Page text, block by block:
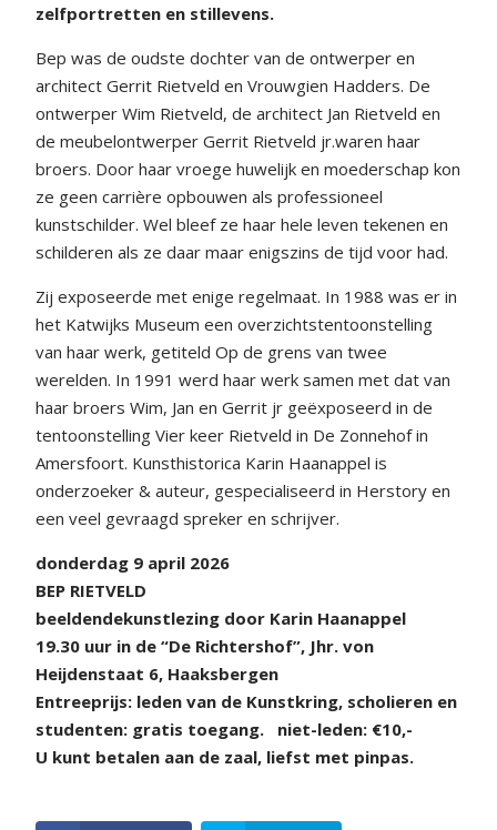
zelfportretten en stillevens.
Bep was de oudste dochter van de ontwerper en
architect Gerrit Rietveld en Vrouwgien Hadders. De
ontwerper Wim Rietveld, de architect Jan Rietveld en
de meubelontwerper Gerrit Rietveld jr.waren haar
broers. Door haar vroege huwelijk en moederschap kon
ze geen carrière opbouwen als professioneel
kunstschilder. Wel bleef ze haar hele leven tekenen en
schilderen als ze daar maar enigszins de tijd voor had.
Zij exposeerde met enige regelmaat. In 1988 was er in
het Katwijks Museum een overzichtstentoonstelling
van haar werk, getiteld Op de grens van twee
werelden. In 1991 werd haar werk samen met dat van
haar broers Wim, Jan en Gerrit jr geëxposeerd in de
tentoonstelling Vier keer Rietveld in De Zonnehof in
Amersfoort. Kunsthistorica Karin Haanappel is
onderzoeker & auteur, gespecialiseerd in Herstory en
een veel gevraagd spreker en schrijver.
donderdag 9 april 2026
BEP RIETVELD
beeldendekunstlezing door Karin Haanappel
19.30 uur in de “De Richtershof”, Jhr. von
Heijdenstaat 6, Haaksbergen
Entreeprijs: leden van de Kunstkring, scholieren en
studenten: gratis toegang.
niet-leden: €10,-
U kunt betalen aan de zaal, liefst met pinpas.